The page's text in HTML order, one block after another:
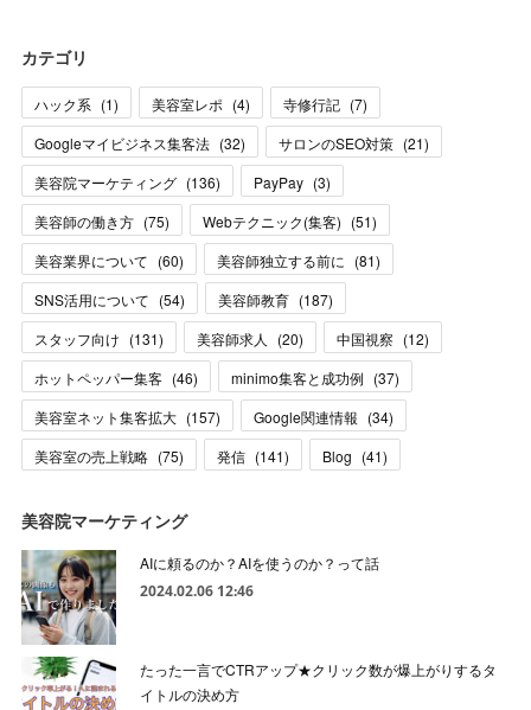
カテゴリ
ハック系 (1) 美容室レポ (4) 寺修行記 (7)
Googleマイビジネス集客法 (32) サロンのSEO対策 (21)
美容院マーケティング (136) PayPay (3)
美容師の働き方 (75) Webテクニック(集客) (51)
美容業界について (60) 美容師独立する前に (81)
SNS活用について (54) 美容師教育 (187)
スタッフ向け (131) 美容師求人 (20) 中国視察 (12)
ホットペッパー集客 (46) minimo集客と成功例 (37)
美容室ネット集客拡大 (157) Google関連情報 (34)
美容室の売上戦略 (75) 発信 (141) Blog (41)
美容院マーケティング
AIに頼るのか？AIを使うのか？って話
2024.02.06 12:46
たった一言でCTRアップ★クリック数が爆上がりするタ
イトルの決め方